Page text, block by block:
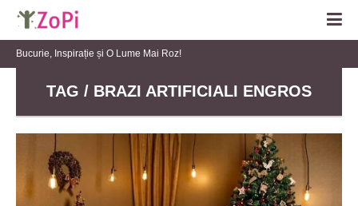
Bucurie, Inspirație și O Lume Mai Roz!
TAG / BRAZI ARTIFICIALI ENGROS